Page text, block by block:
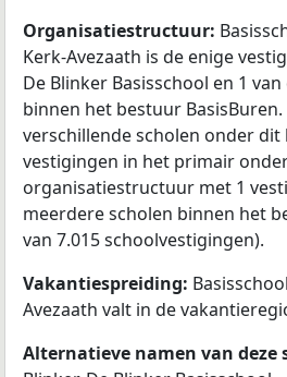
Organisatiestructuur:
Kerk-Avezaath is de enige
De Blinker Basisschool en 1
binnen het bestuur
verschillende scholen onder dit
vestigingen in het primair
organisatiestructuur met 1
meerdere scholen binnen het
van 7.015 schoolvestigingen).
Vakantiespreiding:
Avezaath valt in de
Alternatieve namen van deze